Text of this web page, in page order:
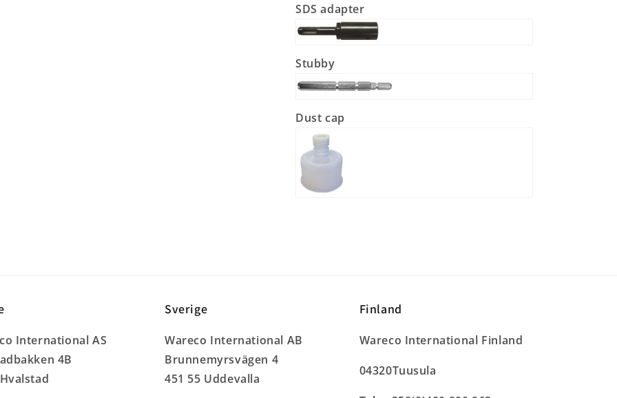
SDS adapter
Stubby
Dust cap
International AS
4B
Sverige
Wareco International AB
Brunnemyrsvägen 4
451 55 Uddevalla
Finland
Wareco International Finland
04320Tuusula